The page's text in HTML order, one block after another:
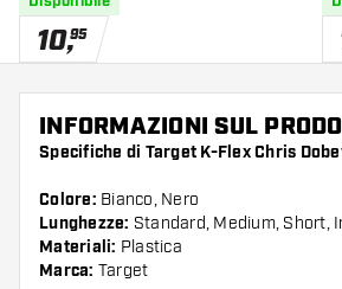
10,95
INFORMAZIONI SUL
Specifiche di Target K-Flex Chris
Colore: Bianco, Nero
Lunghezze: Standard, Medium, Short,
Materiali: Plastica
Marca: Target